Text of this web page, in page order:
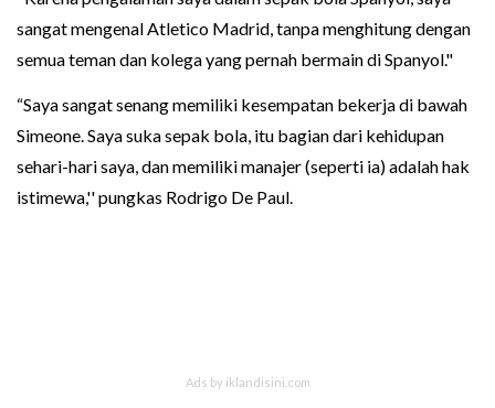
sangat mengenal Atletico Madrid, tanpa menghitung dengan
semua teman dan kolega yang pernah bermain di Spanyol."
“Saya sangat senang memiliki kesempatan bekerja di bawah
Simeone. Saya suka sepak bola, itu bagian dari kehidupan
sehari-hari saya, dan memiliki manajer (seperti ia) adalah hak
istimewa,'' pungkas Rodrigo De Paul.